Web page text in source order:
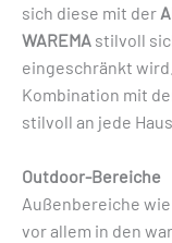
sich diese mit der
WAREMA stilvoll
eingeschränkt
Kombination mit
stilvoll an jede
Outdoor-Bereiche
Außenbereiche
vor allem in den